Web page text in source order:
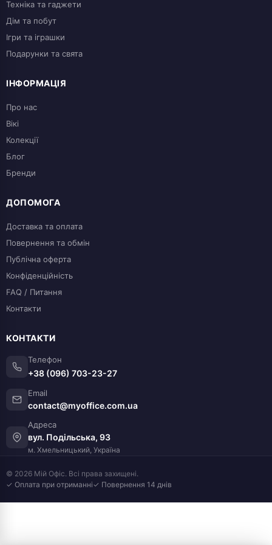
Техніка та гаджети
Дім та побут
Ігри та іграшки
Подарунки та свята
ІНФОРМАЦІЯ
Про нас
Вікі
Колекції
Блог
Бренди
ДОПОМОГА
Доставка та оплата
Повернення та обмін
Публічна оферта
Конфіденційність
FAQ / Питання
Контакти
КОНТАКТИ
Телефон
+38 (096) 703-23-27
Email
contact@myoffice.com.ua
Адреса
вул. Подільська, 93
м. Хмельницький, Україна
© 2026 Мій Офіс. Всі права захищені.
✓ Оплата при отриманні✓ Повернення 14 днів